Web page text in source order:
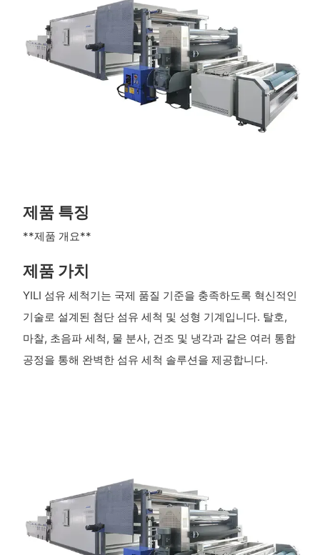
제품 특징
**제품 개요**
제품 가치
YILI 섬유 세척기는 국제 품질 기준을 충족하도록 혁신적인
기술로 설계된 첨단 섬유 세척 및 성형 기계입니다. 탈호,
마찰, 초음파 세척, 물 분사, 건조 및 냉각과 같은 여러 통합
공정을 통해 완벽한 섬유 세척 솔루션을 제공합니다.